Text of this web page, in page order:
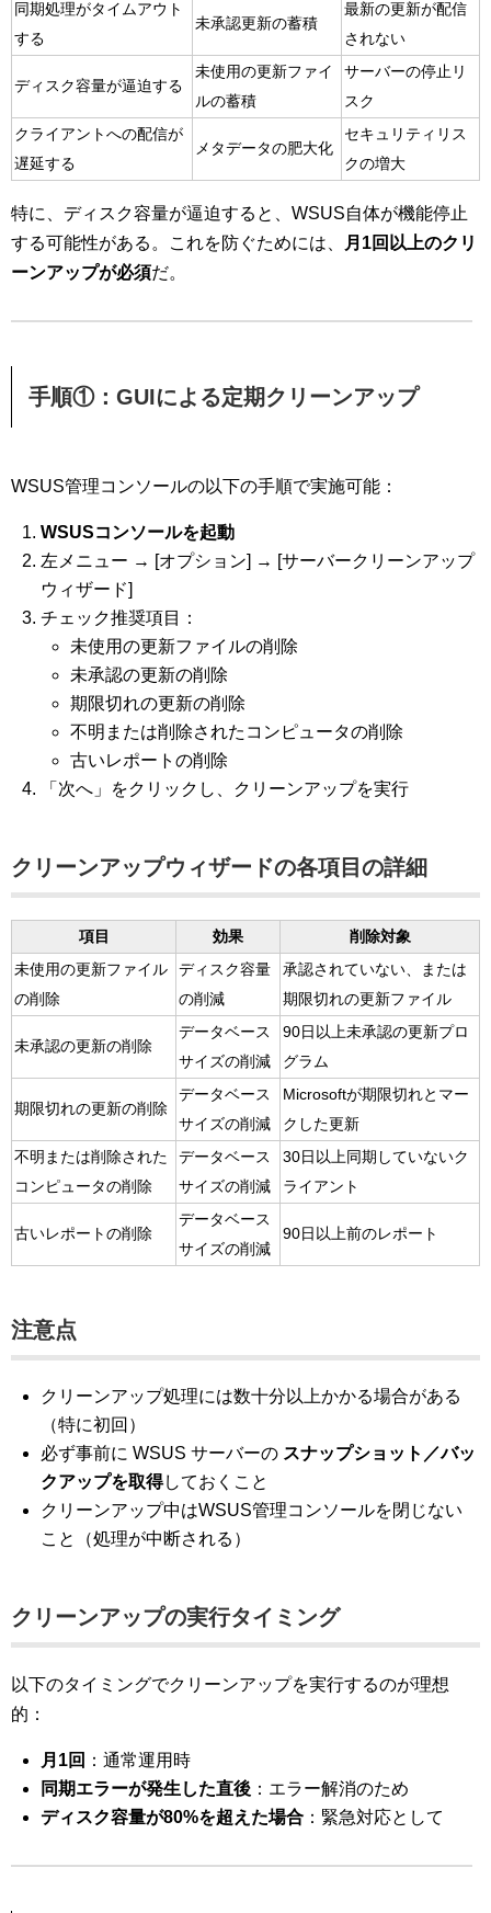
同期処理がタイムアウト
する
未承認更新の蓄積
最新の更新が配信
されない
ディスク容量が逼迫する
未使用の更新ファイ
ルの蓄積
サーバーの停止リ
スク
クライアントへの配信が
遅延する
メタデータの肥大化
セキュリティリス
クの増大
特に、ディスク容量が逼迫すると、WSUS自体が機能停止
する可能性がある。これを防ぐためには、
月1回以上のクリ
ーンアップが必須だ。
手順①：GUIによる定期クリーンアップ
WSUS管理コンソールの以下の手順で実施可能：
WSUSコンソールを起動
左メニュー → [オプション] → [サーバークリーンアップ
ウィザード]
チェック推奨項目：
未使用の更新ファイルの削除
未承認の更新の削除
期限切れの更新の削除
不明または削除されたコンピュータの削除
古いレポートの削除
「次へ」をクリックし、クリーンアップを実行
クリーンアップウィザードの各項目の詳細
項目 効果
削除対象
未使用の更新ファイル
の削除
ディスク容量
の削減
承認されていない、または
期限切れの更新ファイル
未承認の更新の削除
データベース
サイズの削減
90日以上未承認の更新プロ
グラム
期限切れの更新の削除
データベース
サイズの削減
Microsoftが期限切れとマー
クした更新
不明または削除された
コンピュータの削除
データベース
サイズの削減
30日以上同期していないク
ライアント
古いレポートの削除
データベース
サイズの削減
90日以上前のレポート
注意点
クリーンアップ処理には数十分以上かかる場合がある
（特に初回）
必ず事前に WSUS サーバーの スナップショット／バッ
クアップを取得しておくこと
クリーンアップ中はWSUS管理コンソールを閉じない
こと（処理が中断される）
クリーンアップの実行タイミング
以下のタイミングでクリーンアップを実行するのが理想
的：
月1回 ：通常運用時
同期エラーが発生した直後 ：エラー解消のため
ディスク容量が80%を超えた場合 ：緊急対応として